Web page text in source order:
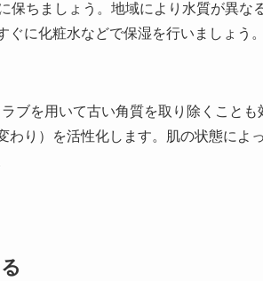
保ちましょう。地域により水質が異な
に化粧水などで保湿を行いましょう。
ブを用いて古い角質を取り除くこと
わり）を活性化します。肌の状態によ